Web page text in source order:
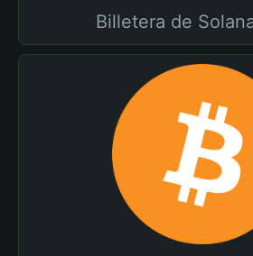
Billetera de